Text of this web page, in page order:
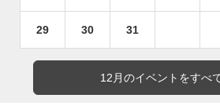
29 30 31
12月のイベントをすべ